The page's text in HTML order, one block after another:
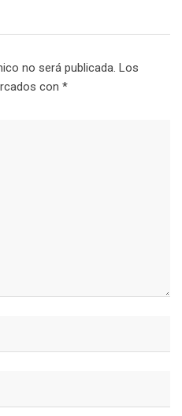
no será publicada. Los
con *